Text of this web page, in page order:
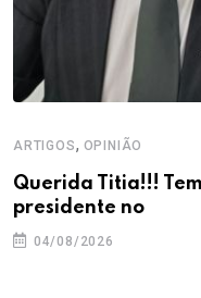
ARTIGOS, OPINIÃO
Querida Titia!!!
presidente no
04/08/2026